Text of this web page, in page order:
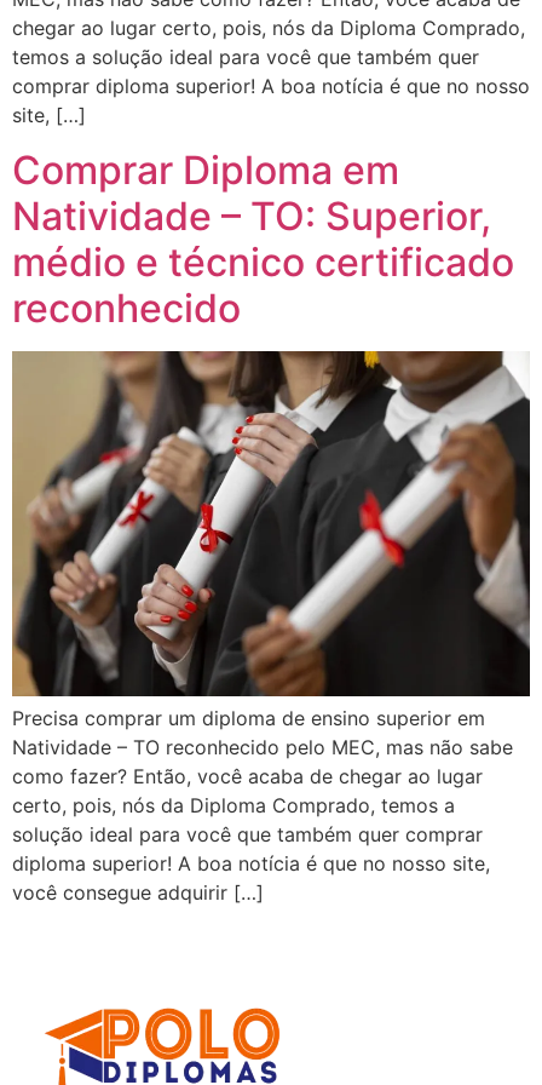
chegar ao lugar certo, pois, nós da Diploma Comprado,
temos a solução ideal para você que também quer
comprar diploma superior! A boa notícia é que no nosso
site, […]
Comprar Diploma em
Natividade – TO: Superior,
médio e técnico certificado
reconhecido
Precisa comprar um diploma de ensino superior em
Natividade – TO reconhecido pelo MEC, mas não sabe
como fazer? Então, você acaba de chegar ao lugar
certo, pois, nós da Diploma Comprado, temos a
solução ideal para você que também quer comprar
diploma superior! A boa notícia é que no nosso site,
você consegue adquirir […]